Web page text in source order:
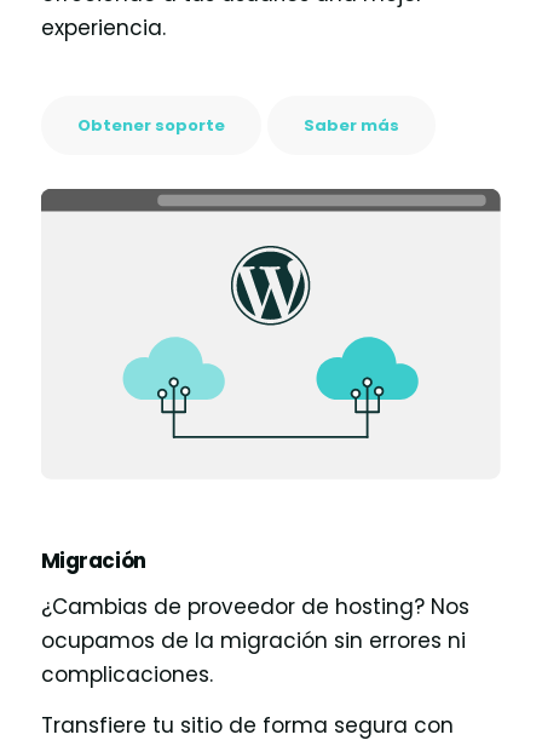
experiencia.
Obtener soporte Saber más
Migración
¿Cambias de proveedor de hosting? Nos
ocupamos de la migración sin errores ni
complicaciones.
Transfiere tu sitio de forma segura con